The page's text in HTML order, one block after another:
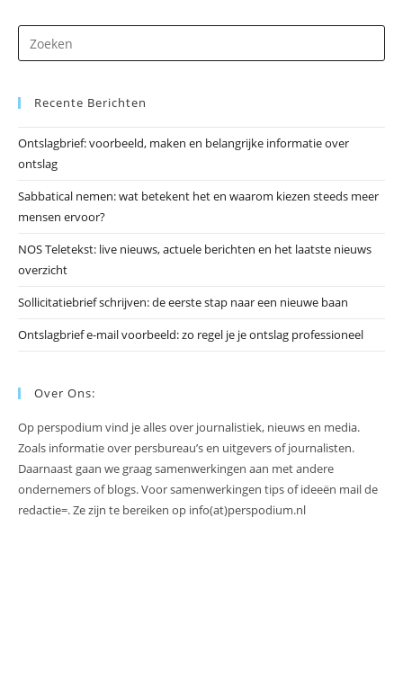
op
Recente Berichten
Ontslagbrief: voorbeeld, maken en belangrijke informatie over
ontslag
Sabbatical nemen: wat betekent het en waarom kiezen steeds meer
mensen ervoor?
NOS Teletekst: live nieuws, actuele berichten en het laatste nieuws
overzicht
Sollicitatiebrief schrijven: de eerste stap naar een nieuwe baan
Ontslagbrief e-mail voorbeeld: zo regel je je ontslag professioneel
Over Ons:
Op perspodium vind je alles over journalistiek, nieuws en media.
Zoals informatie over persbureau’s en uitgevers of journalisten.
Daarnaast gaan we graag samenwerkingen aan met andere
ondernemers of blogs. Voor samenwerkingen tips of ideeën mail de
redactie=. Ze zijn te bereiken op info(at)perspodium.nl